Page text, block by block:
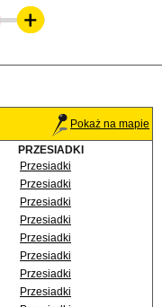
Pokaż na mapie
PRZESIADKI
Przesiadki
Przesiadki
Przesiadki
Przesiadki
Przesiadki
Przesiadki
Przesiadki
Przesiadki